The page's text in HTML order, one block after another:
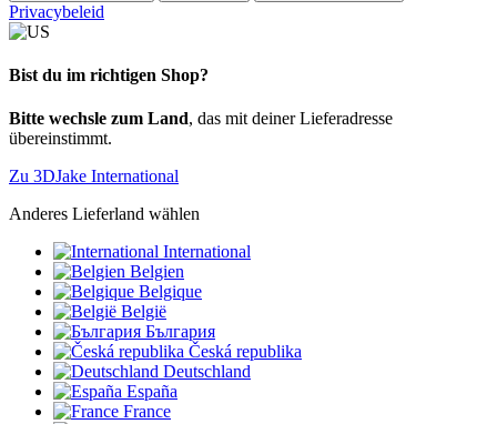
Privacybeleid
Bist du im richtigen Shop?
Bitte wechsle zum Land, das mit deiner Lieferadresse
übereinstimmt.
Zu 3DJake International
Anderes Lieferland wählen
International
Belgien
Belgique
België
България
Česká republika
Deutschland
España
France